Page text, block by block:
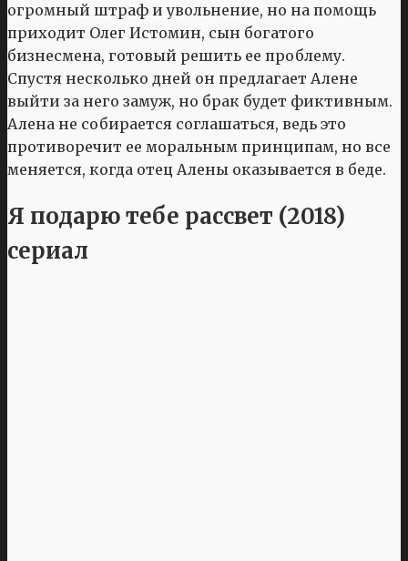
огромный штраф и увольнение, но на помощь
приходит Олег Истомин, сын богатого
бизнесмена, готовый решить ее проблему.
Спустя несколько дней он предлагает Алене
выйти за него замуж, но брак будет фиктивным.
Алена не собирается соглашаться, ведь это
противоречит ее моральным принципам, но все
меняется, когда отец Алены оказывается в беде.
Я подарю тебе рассвет (2018)
сериал